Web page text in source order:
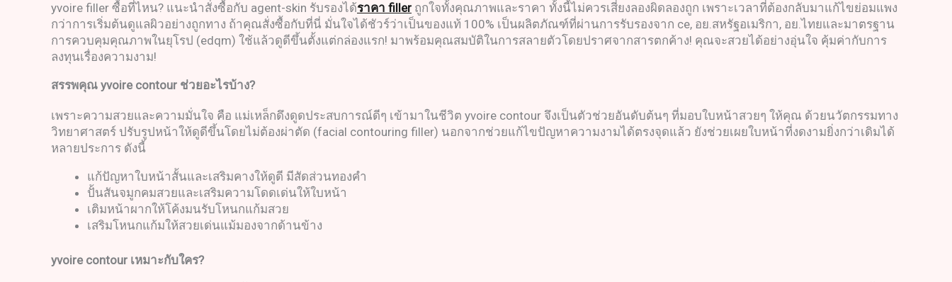
yvoire filler ซื้อที่ไหน? แนะนำสั่งซื้อกับ agent-skin รับรองได้ราคา filler ถูกใจทั้งคุณภาพและราคา ทั้งนี้ไม่ควรเสี่ยงลองผิดลองถูก เพราะเวลาที่ต้องกลับมาแก้ไขย่อมแพง
กว่าการเริ่มต้นดูแลผิวอย่างถูกทาง ถ้าคุณสั่งซื้อกับที่นี่ มั่นใจได้ชัวร์ว่าเป็นของแท้ 100% เป็นผลิตภัณฑ์ที่ผ่านการรับรองจาก ce, อย.สหรัฐอเมริกา, อย.ไทยและมาตรฐาน
การควบคุมคุณภาพในยุโรป (edqm) ใช้แล้วดูดีขึ้นตั้งแต่กล่องแรก! มาพร้อมคุณสมบัติในการสลายตัวโดยปราศจากสารตกค้าง! คุณจะสวยได้อย่างอุ่นใจ คุ้มค่ากับการ
ลงทุนเรื่องความงาม!
สรรพคุณ yvoire contour ช่วยอะไรบ้าง?
เพราะความสวยและความมั่นใจ คือ แม่เหล็กดึงดูดประสบการณ์ดีๆ เข้ามาในชีวิต yvoire contour จึงเป็นตัวช่วยอันดับต้นๆ ที่มอบใบหน้าสวยๆ ให้คุณ ด้วยนวัตกรรมทาง
วิทยาศาสตร์ ปรับรูปหน้าให้ดูดีขึ้นโดยไม่ต้องผ่าตัด (facial contouring filler) นอกจากช่วยแก้ไขปัญหาความงามได้ตรงจุดแล้ว ยังช่วยเผยใบหน้าที่งดงามยิ่งกว่าเดิมได้
หลายประการ ดังนี้
แก้ปัญหาใบหน้าสั้นและเสริมคางให้ดูดี มีสัดส่วนทองคำ
ปั้นสันจมูกคมสวยและเสริมความโดดเด่นให้ใบหน้า
เติมหน้าผากให้โค้งมนรับโหนกแก้มสวย
เสริมโหนกแก้มให้สวยเด่นแม้มองจากด้านข้าง
yvoire contour เหมาะกับใคร?